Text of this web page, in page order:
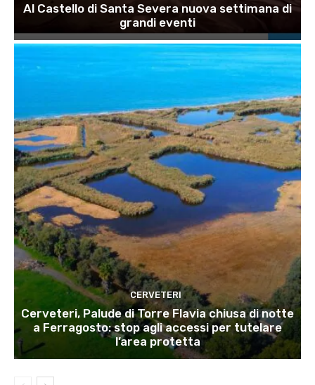
Al Castello di Santa Severa nuova settimana di
grandi eventi
CERVETERI
Cerveteri, Palude di Torre Flavia chiusa di notte
a Ferragosto: stop agli accessi per tutelare
l’area protetta